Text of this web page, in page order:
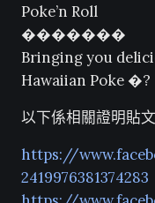
Poke’n Roll
�������
Bringing you
Hawaiian Poke �?
以下係相關證明貼文
https://
2419976381374283